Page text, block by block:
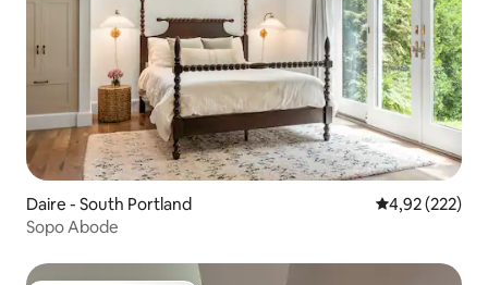
Daire - South Portland 5 üzerinden
4,92 (222)
Sopo Abode